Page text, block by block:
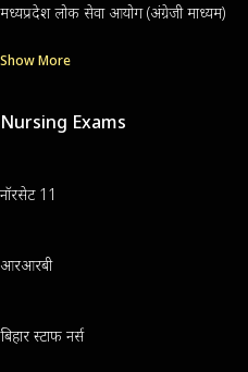
मध्यप्रदेश लोक सेवा आयोग (अंग्रेजी माध्यम)
Show More
Nursing Exams
नॉरसेट 11
आरआरबी
बिहार स्टाफ नर्स